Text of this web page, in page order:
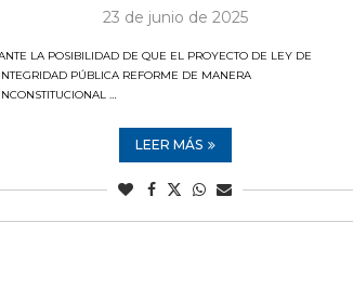
23 de junio de 2025
LA POSIBILIDAD DE QUE EL PROYECTO DE LEY DE
INTEGRIDAD PÚBLICA REFORME DE MANERA
INCONSTITUCIONAL …
LEER MÁS